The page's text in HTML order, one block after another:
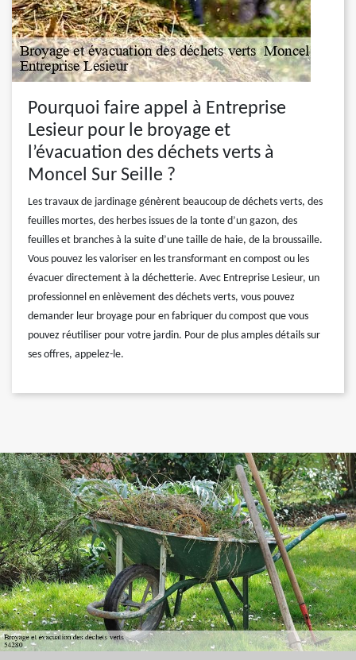
Pourquoi faire appel à Entreprise
Lesieur pour le broyage et
l’évacuation des déchets verts à
Moncel Sur Seille ?
Les travaux de jardinage génèrent beaucoup de déchets verts, des
feuilles mortes, des herbes issues de la tonte d’un gazon, des
feuilles et branches à la suite d’une taille de haie, de la broussaille.
Vous pouvez les valoriser en les transformant en compost ou les
évacuer directement à la déchetterie. Avec Entreprise Lesieur, un
professionnel en enlèvement des déchets verts, vous pouvez
demander leur broyage pour en fabriquer du compost que vous
pouvez réutiliser pour votre jardin. Pour de plus amples détails sur
ses offres, appelez-le.